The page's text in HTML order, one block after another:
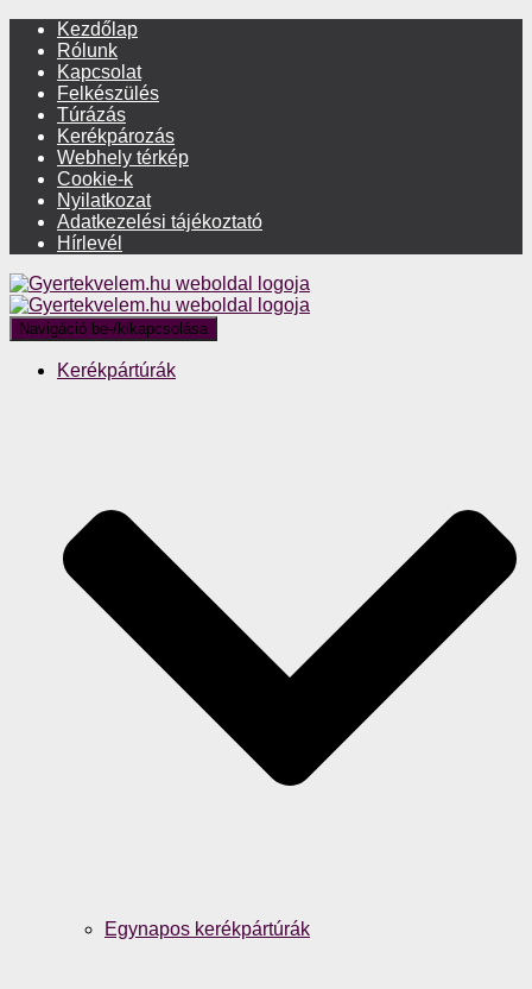
Kezdőlap
Rólunk
Kapcsolat
Felkészülés
Túrázás
Kerékpározás
Webhely térkép
Cookie-k
Nyilatkozat
Adatkezelési tájékoztató
Hírlevél
Navigáció be-/kikapcsolása
Kerékpártúrák
Egynapos kerékpártúrák